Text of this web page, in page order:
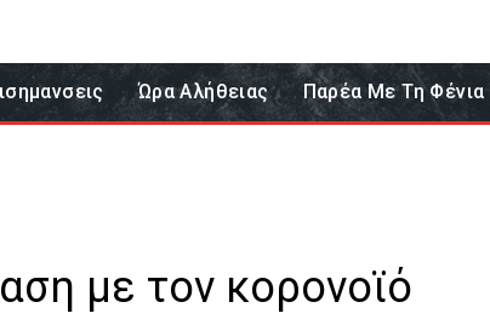
Ώρα Αλήθειας Παρέα Με Τη Φένια
με τον κορονοϊό